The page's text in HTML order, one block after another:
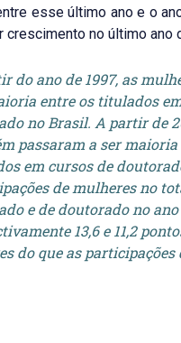
esse último ano e o
crescimento no último ano
do ano de 1997, as
entre os titulados
no Brasil. A partir de
passaram a ser maioria
em cursos de
de mulheres no
e de doutorado no
13,6 e 11,2
do que as participações